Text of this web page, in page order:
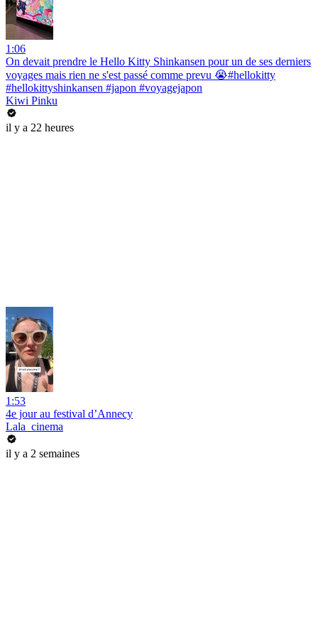
1:06
On devait prendre le Hello Kitty Shinkansen pour un de ses derniers
voyages mais rien ne s'est passé comme prevu 😭#hellokitty
#hellokittyshinkansen #japon #voyagejapon
Kiwi Pinku
il y a 22 heures
1:53
4e jour au festival d’Annecy
Lala_cinema
il y a 2 semaines